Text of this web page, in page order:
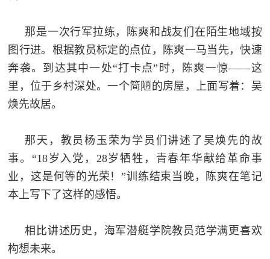
那是一次行军拉练，陈爽和战友们在陌生地域按
图行进。根据教员标定的点位，陈爽一马当先，快速
奔袭。到达其中一处“打卡点”时，陈爽一惊——这
里，位于乡村深处。一个简陋的房屋，上面写着：吴
焕先故居。
那天，教员杨玉荣为学员们讲述了吴焕先的故
事。“18岁入党，28岁牺牲，青春年华献给革命事
业，这是何等的光荣！”训练结束当晚，陈爽在笔记
本上写下了这样的感悟。
相比讲述历史，海军潜艇学院教员范学满更喜欢
构想未来。